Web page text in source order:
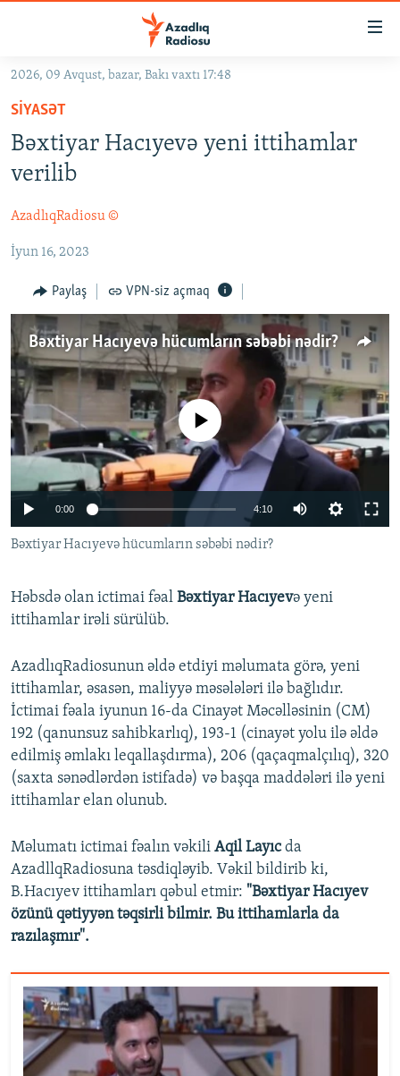
Əsas
qayıt
Əsas
naviqasiyaya
qayıt
Axtarışa
GÜNDƏM
KORRUPSIOMETR
FƏRQƏ BAX
QANUNI DOĞRU
ARAŞDIRMA
MULTIMEDIA
VIDEO
FOTOQALEREYA
İNFOQRAFIKA
KARIKATURA
RADIO ARXIV
OXU ZALI
AZƏRBAYCAN ƏDƏBIYYATI KITABXANASI
İSLAM VƏ DEMOKRATIYA
İZ - MƏDƏNIYYƏT PROQRAMI
HAQQIMIZDA
MISSIYAMIZ
PEŞƏ ETIKASI VƏ JURNALISTIKA STANDARTLARIMIZ
MATERIALLARIMIZDAN ISTIFADƏ
AZADLIQRADIOSU MOBIL TELEFONUNUZDA
BIZIMLƏ ƏLAQƏ
BIZI IZLƏ
RFE/RL-in bütün saytları
2026, 09 Avqust, bazar, Bakı vaxtı 17:48
SIYASƏT
Bəxtiyar Hacıyevə yeni ittihamlar
verilib
AzadlıqRadiosu ©
İyun 16, 2023
Paylaş VPN-siz açmaq
Bəxtiyar Hacıyevə hücumların səbəbi nədir?
Auto 240p 480p
No media source currently available
0:00 4:10
480p
1080p
Bəxtiyar Hacıyevə hücumların səbəbi nədir?
Həbsdə olan ictimai fəal Bəxtiyar Hacıyevə yeni
ittihamlar irəli sürülüb.
AzadlıqRadiosunun əldə etdiyi məlumata görə, yeni
ittihamlar, əsasən, maliyyə məsələləri ilə bağlıdır.
İctimai fəala iyunun 16-da Cinayət Məcəlləsinin (CM)
192 (qanunsuz sahibkarlıq), 193-1 (cinayət yolu ilə əldə
edilmiş əmlakı leqallaşdırma), 206 (qaçaqmalçılıq), 320
(saxta sənədlərdən istifadə) və başqa maddələri ilə yeni
ittihamlar elan olunub.
Məlumatı ictimai fəalın vəkili Aqil Layıcda
AzadllqRadiosuna təsdiqləyib. Vəkil bildirib ki,
B.Hacıyev ittihamları qəbul etmir: "Bəxtiyar Hacıyev
özünü qətiyyən təqsirli bilmir. Bu ittihamlarla da
razılaşmır".